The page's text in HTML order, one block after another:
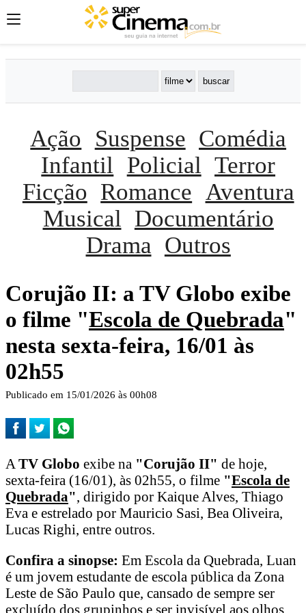
Ação Suspense Comédia
Infantil
Policial Terror
Ficção Romance Aventura
Musical
Documentário
Drama Outros
Corujão II: a TV Globo exibe
o filme "Escola de Quebrada"
nesta sexta-feira, 16/01 às
02h55
Publicado em 15/01/2026 às 00h08
A TV Globo exibe na "Corujão II" de hoje,
sexta-feira (16/01), às 02h55, o filme "Escola de
Quebrada", dirigido por Kaique Alves, Thiago
Eva e estrelado por Mauricio Sasi, Bea Oliveira,
Lucas Righi, entre outros.
Confira a sinopse: Em Escola da Quebrada, Luan
é um jovem estudante de escola pública da Zona
Leste de São Paulo que, cansado de sempre ser
excluído dos grupinhos e ser invisível aos olhos